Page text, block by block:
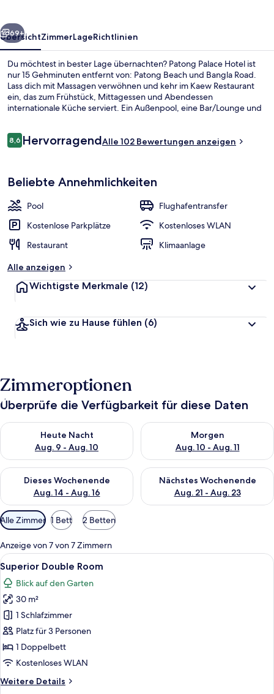
Weiter
69+
ÜbersichtZimmerLageRichtlinien
Du möchtest in bester Lage übernachten? Patong Palace Hotel ist
nur 15 Gehminuten entfernt von: Patong Beach und Bangla Road.
Lass dich mit Massagen verwöhnen und kehr im Kaew Restaurant
ein, das zum Frühstück, Mittagessen und Abendessen
internationale Küche serviert. Ein Außenpool, eine Bar/Lounge und
Bewertungen
8,68,6 von 10.
HervorragendAlle 102 Bewertungen anzeigen
Beliebte Annehmlichkeiten
Pool
Flughafentransfer
Kostenlose Parkplätze
Kostenloses WLAN
Restaurant
Klimaanlage
Alle anzeigen
Wichtigste Merkmale (12)
Sich wie zu Hause fühlen (6)
Zimmeroptionen
Überprüfe die Verfügbarkeit für diese Daten
Heute Nacht
Aug. 9 - Aug. 10
Überprüfe die Verfügbarkeit für heute Nacht, Aug. 9 - Aug.
Morgen
Aug. 10 - Aug. 11
Überprüfe die Verfügbarkeit
Dieses Wochenende
Aug. 14 - Aug. 16
Überprüfe die Verfügbarkeit für dieses Wochenende, Aug. 14
Nächstes Wochenende
Aug. 21 - Aug. 23
Überprüfe die Verfügbarkeit
Verfügbare
Filter
für
Zimmer
Alle Zimmer 1 Bett 2 Betten
Anzeige von 7 von 7 Zimmern
Alle
Fotos
für
Superior
Double
Room
anzeigen
Ein Hotelzimmer mit einem Bett,
8
Superior Double Room
Blick auf den Garten
30 m²
1 Schlafzimmer
Platz für 3 Personen
1 Doppelbett
Kostenloses WLAN
Weitere Details
Weitere